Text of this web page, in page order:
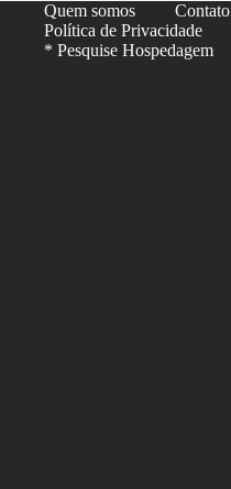
Quem somos Contato
Política de Privacidade
* Pesquise Hospedagem